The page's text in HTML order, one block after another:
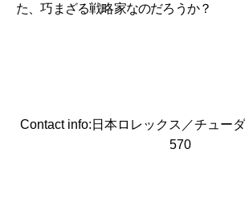
た、巧まざる戦略家なのだろうか？
Contact info:日本ロレックス／チュー
570